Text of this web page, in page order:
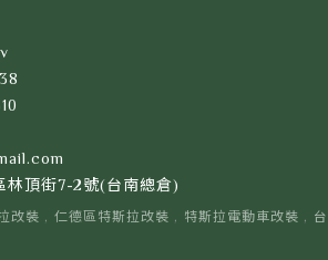
林頂街7-2號(台南總倉)
改裝 仁德區特斯拉改裝 特斯拉電動車改裝